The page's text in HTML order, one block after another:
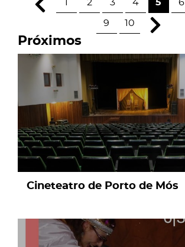
1 2 3 4 5 6
9 10
Próximos
page
Cineteatro de Porto de Mós